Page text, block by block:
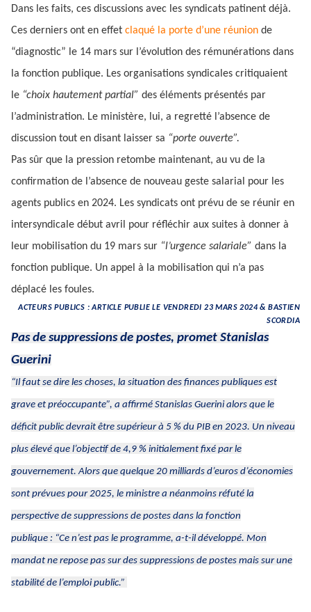
Dans les faits, ces discussions avec les syndicats patinent déjà.
Ces derniers ont en effet claqué la porte d’une réunion de
“diagnostic” le 14 mars sur l’évolution des rémunérations dans
la fonction publique. Les organisations syndicales critiquaient
le “choix hautement partial” des éléments présentés par
l’administration. Le ministère, lui, a regretté l’absence de
discussion tout en disant laisser sa “porte ouverte”.
Pas sûr que la pression retombe maintenant, au vu de la
confirmation de l’absence de nouveau geste salarial pour les
agents publics en 2024. Les syndicats ont prévu de se réunir en
intersyndicale début avril pour réfléchir aux suites à donner à
leur mobilisation du 19 mars sur “l’urgence salariale” dans la
fonction publique. Un appel à la mobilisation qui n’a pas
déplacé les foules.
ACTEURS PUBLICS : ARTICLE PUBLIE LE VENDREDI 23 MARS 2024 & BASTIEN
SCORDIA
Pas de suppressions de postes, promet Stanislas
Guerini
“Il faut se dire les choses, la situation des finances publiques est
grave et préoccupante”, a affirmé Stanislas Guerini alors que le
déficit public devrait être supérieur à 5 % du PIB en 2023. Un niveau
plus élevé que l’objectif de 4,9 % initialement fixé par le
gouvernement. Alors que quelque 20 milliards d’euros d’économies
sont prévues pour 2025, le ministre a néanmoins réfuté la
perspective de suppressions de postes dans la fonction
publique : “Ce n’est pas le programme, a-t-il développé. Mon
mandat ne repose pas sur des suppressions de postes mais sur une
stabilité de l’emploi public.”